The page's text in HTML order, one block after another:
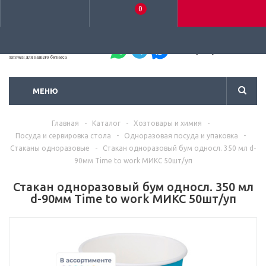
0
МЕНЮ
Главная - Каталог - Хозтовары и химия
-
Посуда и сервировка стола
- Одноразовая посуда и упаковка
-
Стаканы одноразовые
-
Стакан одноразовый бум односл. 350 мл d-
90мм Time to work МИКС 50шт/уп
Стакан одноразовый бум односл. 350 мл
d-90мм Time to work МИКС 50шт/уп